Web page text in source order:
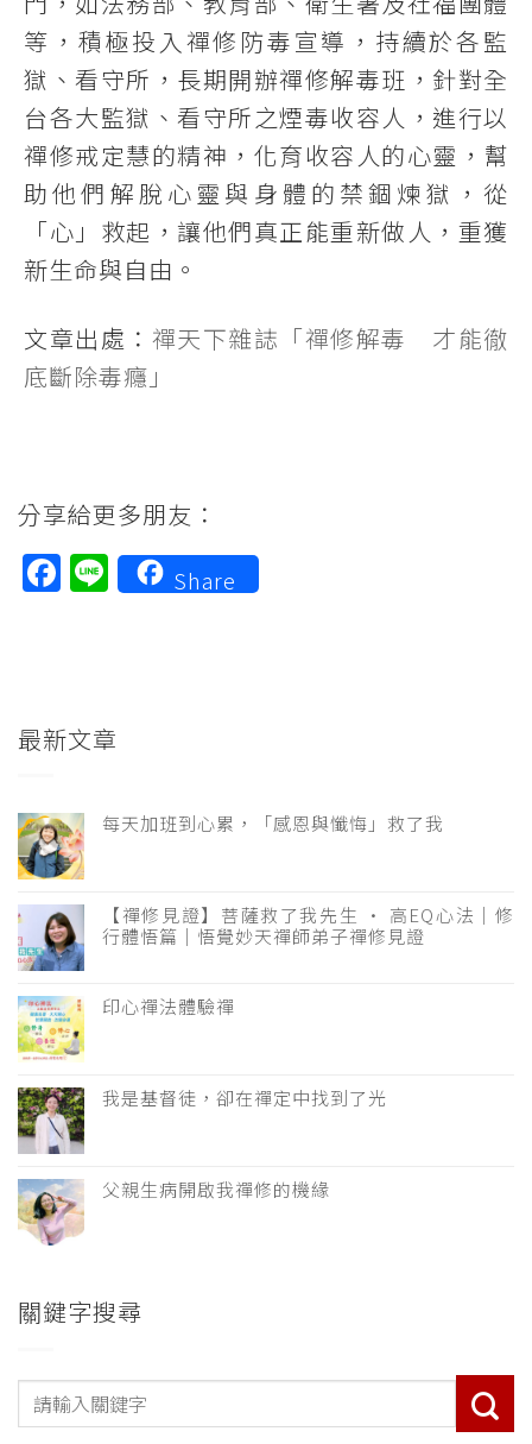
等，積極投入禪修防毒宣導，持續於各監
獄、看守所，長期開辦禪修解毒班，針對全
台各大監獄、看守所之煙毒收容人，進行以
禪修戒定慧的精神，化育收容人的心靈，幫
助他們解脫心靈與身體的禁錮煉獄，從
「心」救起，讓他們真正能重新做人，重獲
新生命與自由。
文章出處： 禪天下雜誌「禪修解毒 才能徹
底斷除毒癮」
分享給更多朋友：
Facebook
LineShare
最新文章
每天加班到心累，「感恩與懺悔」救了我
【禪修見證】菩薩救了我先生 · 高EQ心法｜修
行體悟篇｜悟覺妙天禪師弟子禪修見證
印心禪法體驗禪
我是基督徒，卻在禪定中找到了光
父親生病開啟我禪修的機緣
關鍵字搜尋